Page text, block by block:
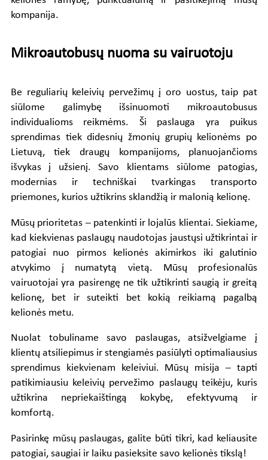
kompanija.
Mikroautobusų nuoma su vairuotoju
Be reguliarių keleivių pervežimų į oro uostus, taip pat
siūlome galimybę išsinuomoti mikroautobusus
individualioms reikmėms. Ši paslauga yra puikus
sprendimas tiek didesnių žmonių grupių kelionėms po
Lietuvą, tiek draugų kompanijoms, planuojančioms
išvykas į užsienį. Savo klientams siūlome patogias,
modernias ir techniškai tvarkingas transporto
priemones, kurios užtikrins sklandžią ir malonią kelionę.
Mūsų prioritetas – patenkinti ir lojalūs klientai. Siekiame,
kad kiekvienas paslaugų naudotojas jaustųsi užtikrintai ir
patogiai nuo pirmos kelionės akimirkos iki galutinio
atvykimo į numatytą vietą. Mūsų profesionalūs
vairuotojai yra pasirengę ne tik užtikrinti saugią ir greitą
kelionę, bet ir suteikti bet kokią reikiamą pagalbą
kelionės metu.
Nuolat tobuliname savo paslaugas, atsižvelgiame į
klientų atsiliepimus ir stengiamės pasiūlyti optimaliausius
sprendimus kiekvienam keleiviui. Mūsų misija – tapti
patikimiausiu keleivių pervežimo paslaugų teikėju, kuris
užtikrina nepriekaištingą kokybę, efektyvumą ir
komfortą.
Pasirinkę mūsų paslaugas, galite būti tikri, kad keliausite
patogiai, saugiai ir laiku pasieksite savo kelionės tikslą!